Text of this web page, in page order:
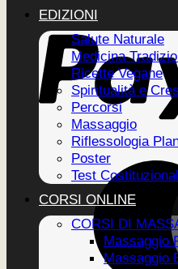
EDIZIONI
Salute Naturale
Medicina
Ricette Vegane
Spiritualità e
Percorsi
Massaggio
Riflessologia
Poster
Test
CORSI ONLINE
CORSI DI
Massaggio
Massaggio